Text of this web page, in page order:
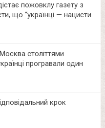
пожовклу газету з
що “українці — нацисти
століттями
програвали один
крок